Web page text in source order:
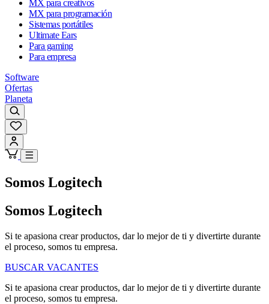
MX para creativos
MX para programación
Sistemas portátiles
Ultimate Ears
Para gaming
Para empresa
Software
Ofertas
Planeta
Somos Logitech
Somos Logitech
Si te apasiona crear productos, dar lo mejor de ti y divertirte durante
el proceso, somos tu empresa.
BUSCAR VACANTES
Si te apasiona crear productos, dar lo mejor de ti y divertirte durante
el proceso, somos tu empresa.